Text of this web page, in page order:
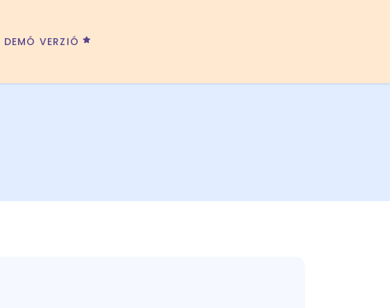
DEMÓ VERZIÓ